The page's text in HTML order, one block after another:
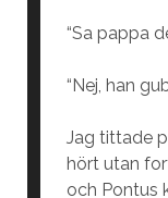
“Sa pappa
“Nej, han
Jag tittade
hört utan
och Pontus